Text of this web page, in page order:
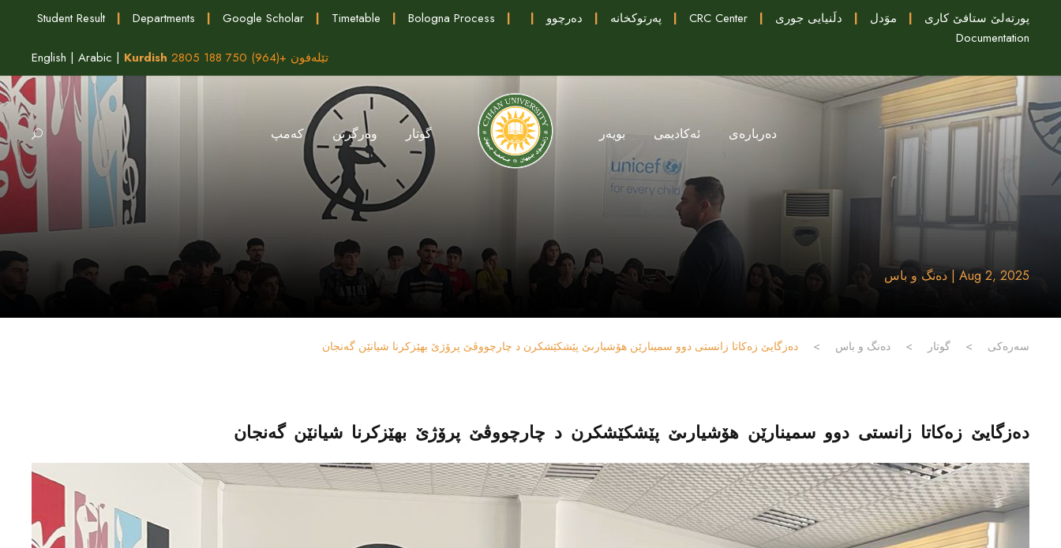
پورتەلێ ستافێ کاری | موَدل | دلَنيايى جورى |
CRC Center
| پەرتوکخانە | دەرچوو |
Student Result | Departments | Google Scholar | Timetable | Bologna Process
|
Documentation
تێلەفون +(964) 750 188 2805
English | Arabic | Kurdish
دەربارەی ئەکادیمی بویەر گوتار وەرگرتن كه‌مپ
Aug 2, 2025 | دەنگ و باس
سەرەکی > گوتار > دەنگ و باس > ده‌زگایێ زه‌كاتا زانستى دوو سمینارێن هۆشیارىێ پێشكێشكرن د چارچووڤێ پرۆژێ بهێزكرنا شیانێن گه‌نجان
ده‌زگایێ زه‌كاتا زانستى دوو سمینارێن هۆشیارىێ پێشكێشكرن د چارچووڤێ پرۆژێ بهێزكرنا شیانێن گه‌نجان